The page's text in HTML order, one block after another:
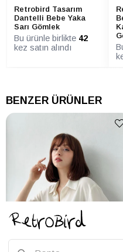
Retrobird Tasarım
Dantelli Bebe Yaka
Sarı Gömlek
Bu ürünle birlikte 42
kez satın alındı
BENZER ÜRÜNLER